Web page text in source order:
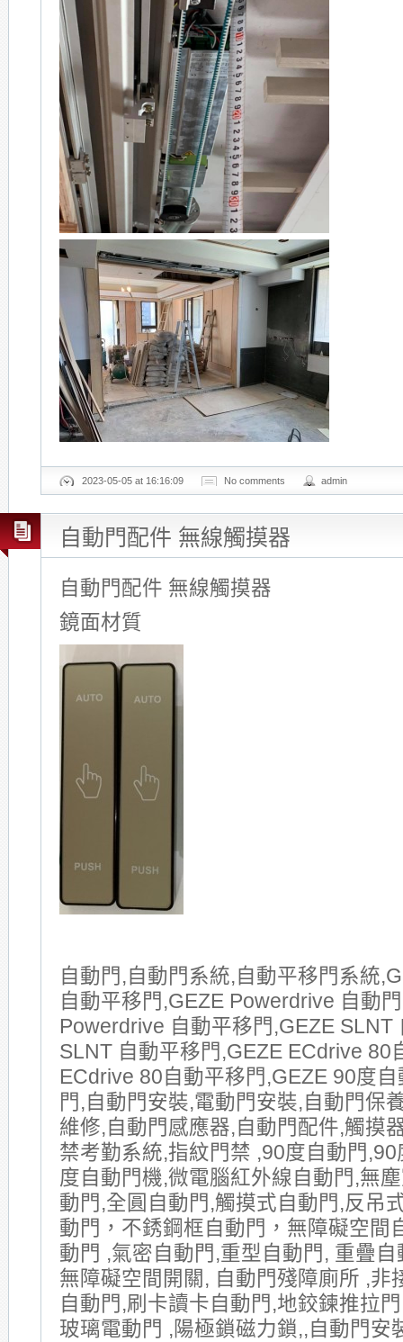
2023-05-05 at 16:16:09 No comments admin
自動門配件 無線觸摸器
自動門配件 無線觸摸器
鏡面材質
自動門,自動門系統,自動平移門系統
自動平移門,GEZE Powerdrive 自動
Powerdrive 自動平移門,GEZE SLNT
SLNT 自動平移門,GEZE ECdrive 80
ECdrive 80自動平移門,GEZE 90度
門,自動門安裝,電動門安裝,自動門保
維修,自動門感應器,自動門配件,觸摸
禁考勤系統,指紋門禁 ,90度自動門
度自動門機,微電腦紅外線自動門,無
動門,全圓自動門,觸摸式自動門,反吊
動門，不銹鋼框自動門，無障礙空間
動門 ,氣密自動門,重型自動門, 重疊
無障礙空間開關, 自動門殘障廁所 ,非
自動門,刷卡讀卡自動門,地鉸鍊推拉
玻璃電動門 ,陽極鎖磁力鎖,,自動門安